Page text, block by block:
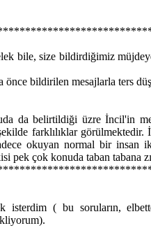
bile, size bildirdiğimiz
önce bildirilen mesajlarla ters
da belirtildiği üzre İncil'in
farklılıklar
okuyan normal bir insan
pek çok konuda taban tabana
isterdim ( bu soruların,